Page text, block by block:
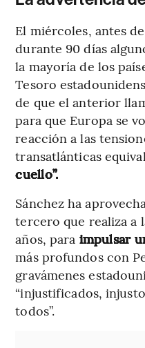
El miércoles, antes
durante 90 días
la mayoría de los
Tesoro
de que el anterior
para que Europa se
reacción a las
transatlánticas
cuello”.
Sánchez ha
tercero que realiza a
años, para impulsar
más profundos con
gravámenes
“injustificados,
todos”.